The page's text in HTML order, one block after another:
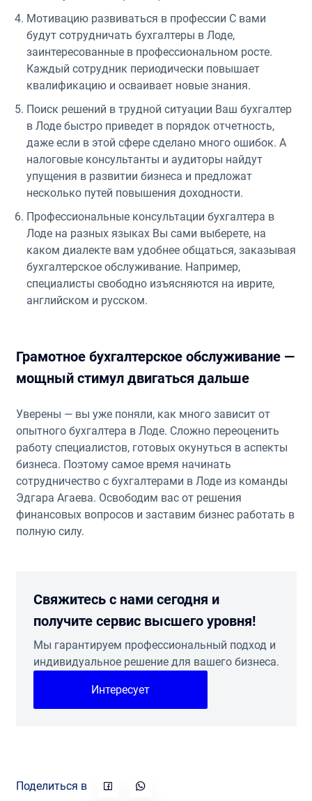
Мотивацию развиваться в профессии С вами
будут сотрудничать бухгалтеры в Лоде,
заинтересованные в профессиональном росте.
Каждый сотрудник периодически повышает
квалификацию и осваивает новые знания.
Поиск решений в трудной ситуации Ваш бухгалтер
в Лоде быстро приведет в порядок отчетность,
даже если в этой сфере сделано много ошибок. А
налоговые консультанты и аудиторы найдут
упущения в развитии бизнеса и предложат
несколько путей повышения доходности.
Профессиональные консультации бухгалтера в
Лоде на разных языках Вы сами выберете, на
каком диалекте вам удобнее общаться, заказывая
бухгалтерское обслуживание. Например,
специалисты свободно изъясняются на иврите,
английском и русском.
Грамотное бухгалтерское обслуживание —
мощный стимул двигаться дальше
Уверены — вы уже поняли, как много зависит от
опытного бухгалтера в Лоде. Сложно переоценить
работу специалистов, готовых окунуться в аспекты
бизнеса. Поэтому самое время начинать
сотрудничество с бухгалтерами в Лоде из команды
Эдгара Агаева. Освободим вас от решения
финансовых вопросов и заставим бизнес работать в
полную силу.
Свяжитесь с нами сегодня и
получите сервис высшего уровня!
Мы гарантируем профессиональный подход и
индивидуальное решение для вашего бизнеса.
Интересует
Поделиться в